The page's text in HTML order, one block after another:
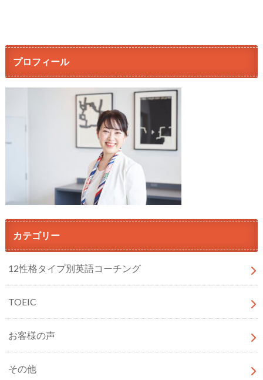
プロフィール
カテゴリー
12性格タイプ別英語コーチング
TOEIC
お客様の声
その他